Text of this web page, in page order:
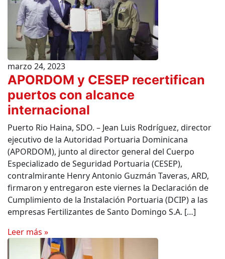
marzo 24, 2023
APORDOM y CESEP recertifican
puertos con alcance
internacional
Puerto Rio Haina, SDO. – Jean Luis Rodríguez, director
ejecutivo de la Autoridad Portuaria Dominicana
(APORDOM), junto al director general del Cuerpo
Especializado de Seguridad Portuaria (CESEP),
contralmirante Henry Antonio Guzmán Taveras, ARD,
firmaron y entregaron este viernes la Declaración de
Cumplimiento de la Instalación Portuaria (DCIP) a las
empresas Fertilizantes de Santo Domingo S.A. […]
Leer más »